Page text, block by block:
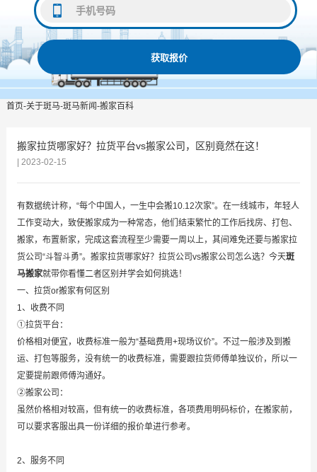
获取报价
首页-关于斑马-斑马新闻-搬家百科
搬家拉货哪家好？拉货平台vs搬家公司，区别竟然在这！
| 2023-02-15
有数据统计称，“每个中国人，一生中会搬10.12次家”。在一线城市，年轻人
工作变动大，致使搬家成为一种常态，他们结束繁忙的工作后找房、打包、
搬家，布置新家，完成这套流程至少需要一周以上，其间难免还要与搬家拉
货公司“斗智斗勇”。搬家拉货哪家好？拉货公司vs搬家公司怎么选？今天斑
马搬家就带你看懂二者区别并学会如何挑选！
一、拉货or搬家有何区别
1、收费不同
①拉货平台：
价格相对便宜，收费标准一般为“基础费用+现场议价”。不过一般涉及到搬
运、打包等服务，没有统一的收费标准，需要跟拉货师傅单独议价，所以一
定要提前跟师傅沟通好。
②搬家公司：
虽然价格相对较高，但有统一的收费标准，各项费用明码标价，在搬家前，
可以要求客服出具一份详细的报价单进行参考。
2、服务不同